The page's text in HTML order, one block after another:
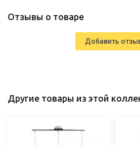
Отзывы о товаре
Добавить
Другие товары из этой